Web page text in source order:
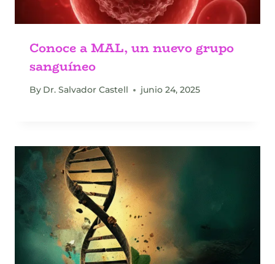
Conoce a MAL, un nuevo grupo
sanguíneo
By Dr. Salvador Castell junio 24, 2025